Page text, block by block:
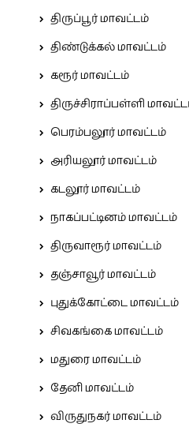
திருப்பூர் மாவட்டம்
திண்டுக்கல் மாவட்டம்
கரூர் மாவட்டம்
திருச்சிராப்பள்ளி
பெரம்பலூர் மாவட்டம்
அரியலூர் மாவட்டம்
கடலூர் மாவட்டம்
நாகப்பட்டினம் மாவட்டம்
திருவாரூர் மாவட்டம்
தஞ்சாவூர் மாவட்டம்
புதுக்கோட்டை மாவட்டம்
சிவகங்கை மாவட்டம்
மதுரை மாவட்டம்
தேனி மாவட்டம்
விருதுநகர் மாவட்டம்